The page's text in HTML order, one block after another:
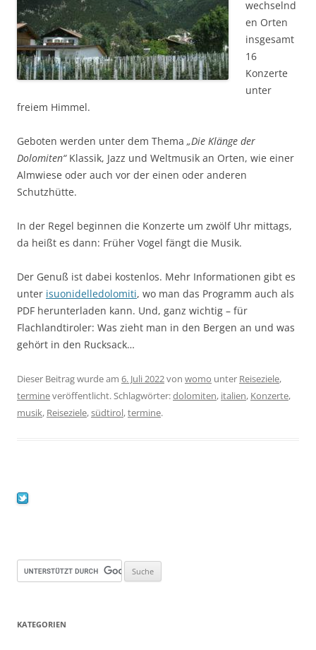
wechselnd
en Orten
insgesamt
16
Konzerte
unter
freiem Himmel.
Geboten werden unter dem Thema „Die Klänge der
Dolomiten“Klassik, Jazz und Weltmusik an Orten, wie einer
Almwiese oder auch vor der einen oder anderen
Schutzhütte.
In der Regel beginnen die Konzerte um zwölf Uhr mittags,
da heißt es dann: Früher Vogel fängt die Musik.
Der Genuß ist dabei kostenlos. Mehr Informationen gibt es
unter isuonidelledolomiti, wo man das Programm auch als
PDF herunterladen kann. Und, ganz wichtig – für
Flachlandtiroler: Was zieht man in den Bergen an und was
gehört in den Rucksack…
Dieser Beitrag wurde am 6. Juli 2022von womo unter Reiseziele,
termineveröffentlicht. Schlagwörter:dolomiten, italien, Konzerte,
musik, Reiseziele,südtirol,termine.
KATEGORIEN